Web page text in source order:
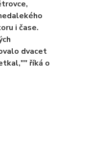
i čase.
dvacet
říká o